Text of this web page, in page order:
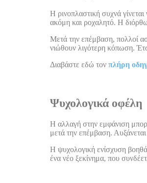
Η ρινοπλαστική συχνά
ακόμη και ροχαλητό. Η
Μετά την επέμβαση, πολλοί
νιώθουν λιγότερη κόπωση.
Διαβάστε εδώ τον πλήρη
Ψυχολογικά οφέλη
Η αλλαγή στην εμφάνιση
μετά την επέμβαση. Αυξάνεται
Η ψυχολογική ενίσχυση
ένα νέο ξεκίνημα, που